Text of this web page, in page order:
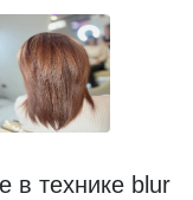
в технике blur